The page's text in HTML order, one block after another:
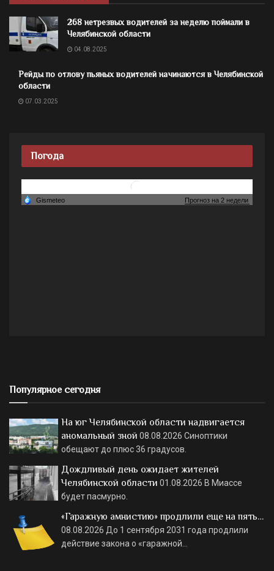
268 нетрезвых водителей за неделю поймали в
Челябинской области
04.08.2025
Рейды по отлову пьяных водителей начинаются в Челябинской
области
07.03.2025
Погода
Популярное сегодня
На юг Челябинской области надвигается
аномальный зной 08.08.2026 Синоптики
обещают до плюс 36 градусов.
Дождливый день ожидает жителей
Челябинской области 01.08.2026 В Миассе
будет пасмурно.
«Гаражную амнистию» продлили еще на пять…
08.08.2026 До 1 сентября 2031 года продлили
действие закона о «гаражной…